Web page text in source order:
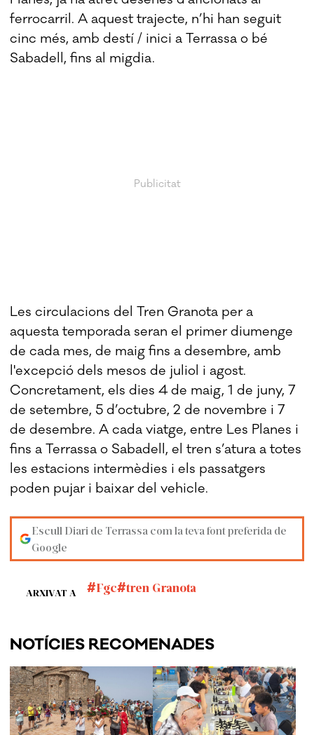
ferrocarril. A aquest trajecte, n’hi han seguit
cinc més, amb destí / inici a Terrassa o bé
Sabadell, fins al migdia.
Les circulacions del Tren Granota per a
aquesta temporada seran el primer diumenge
de cada mes, de maig fins a desembre, amb
l'excepció dels mesos de juliol i agost.
Concretament, els dies 4 de maig, 1 de juny, 7
de setembre, 5 d’octubre, 2 de novembre i 7
de desembre. A cada viatge, entre Les Planes i
fins a Terrassa o Sabadell, el tren s’atura a totes
les estacions intermèdies i els passatgers
poden pujar i baixar del vehicle.
Escull Diari de Terrassa com la teva font preferida de
Google
ARXIVAT A Fgc tren Granota
NOTÍCIES RECOMENADES